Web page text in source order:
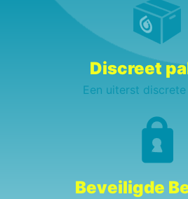
Discreet
Een uiterst
Beveiligde